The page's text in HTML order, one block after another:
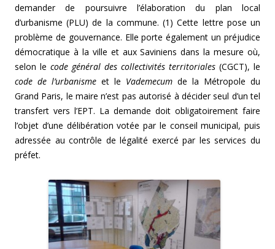
demander de poursuivre l’élaboration du plan local
d’urbanisme (PLU) de la commune. (1) Cette lettre pose un
problème de gouvernance. Elle porte également un préjudice
démocratique à la ville et aux Saviniens dans la mesure où,
selon le code général des collectivités territoriales (CGCT), le
code de l’urbanisme et le Vademecum de la Métropole du
Grand Paris, le maire n’est pas autorisé à décider seul d’un tel
transfert vers l’EPT. La demande doit obligatoirement faire
l’objet d’une délibération votée par le conseil municipal, puis
adressée au contrôle de légalité exercé par les services du
préfet.